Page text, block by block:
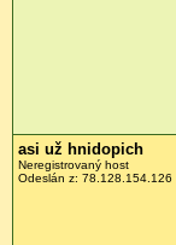
asi už hnidopich
Neregistrovaný host
Odeslán z: 78.128.154.126